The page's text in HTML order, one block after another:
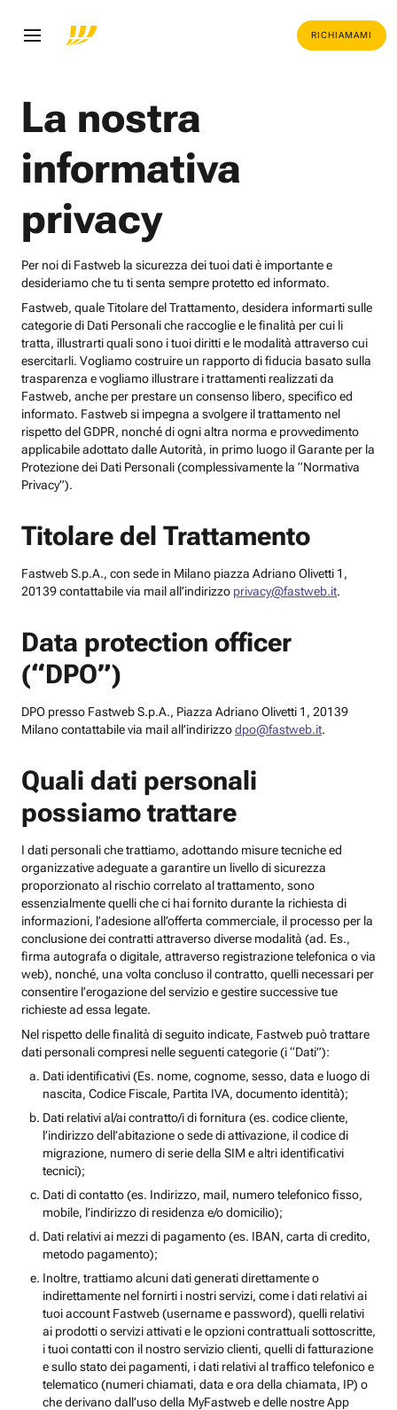
RICHIAMAMI
La nostra
informativa
privacy
Per noi di Fastweb la sicurezza dei tuoi dati è importante e
desideriamo che tu ti senta sempre protetto ed informato.
Fastweb, quale Titolare del Trattamento, desidera informarti sulle
categorie di Dati Personali che raccoglie e le finalità per cui li
tratta, illustrarti quali sono i tuoi diritti e le modalità attraverso cui
esercitarli. Vogliamo costruire un rapporto di fiducia basato sulla
trasparenza e vogliamo illustrare i trattamenti realizzati da
Fastweb, anche per prestare un consenso libero, specifico ed
informato. Fastweb si impegna a svolgere il trattamento nel
rispetto del GDPR, nonché di ogni altra norma e provvedimento
applicabile adottato dalle Autorità, in primo luogo il Garante per la
Protezione dei Dati Personali (complessivamente la “Normativa
Privacy”).
Titolare del Trattamento
Fastweb S.p.A., con sede in Milano piazza Adriano Olivetti 1,
20139 contattabile via mail all’indirizzo privacy@fastweb.it.
Data protection officer
(“DPO”)
DPO presso Fastweb S.p.A., Piazza Adriano Olivetti 1, 20139
Milano contattabile via mail all’indirizzodpo@fastweb.it.
Quali dati personali
possiamo trattare
I dati personali che trattiamo, adottando misure tecniche ed
organizzative adeguate a garantire un livello di sicurezza
proporzionato al rischio correlato al trattamento, sono
essenzialmente quelli che ci hai fornito durante la richiesta di
informazioni, l’adesione all’offerta commerciale, il processo per la
conclusione dei contratti attraverso diverse modalità (ad. Es.,
firma autografa o digitale, attraverso registrazione telefonica o via
web), nonché, una volta concluso il contratto, quelli necessari per
consentire l’erogazione del servizio e gestire successive tue
richieste ad essa legate.
Nel rispetto delle finalità di seguito indicate, Fastweb può trattare
dati personali compresi nelle seguenti categorie (i “Dati”):
Dati identificativi (Es. nome, cognome, sesso, data e luogo di
nascita, Codice Fiscale, Partita IVA, documento identità);
Dati relativi al/ai contratto/i di fornitura (es. codice cliente,
l’indirizzo dell’abitazione o sede di attivazione, il codice di
migrazione, numero di serie della SIM e altri identificativi
tecnici);
Dati di contatto (es. Indirizzo, mail, numero telefonico fisso,
mobile, l’indirizzo di residenza e/o domicilio);
Dati relativi ai mezzi di pagamento (es. IBAN, carta di credito,
metodo pagamento);
Inoltre, trattiamo alcuni dati generati direttamente o
indirettamente nel fornirti i nostri servizi, come i dati relativi ai
tuoi account Fastweb (username e password), quelli relativi
ai prodotti o servizi attivati e le opzioni contrattuali sottoscritte,
i tuoi contatti con il nostro servizio clienti, quelli di fatturazione
e sullo stato dei pagamenti, i dati relativi al traffico telefonico e
telematico (numeri chiamati, data e ora della chiamata, IP) o
che derivano dall’uso della MyFastweb e delle nostre App